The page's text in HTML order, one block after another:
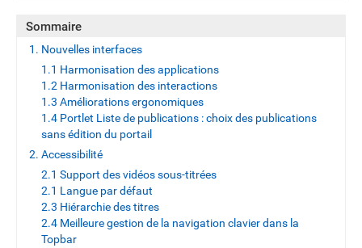
Sommaire
1. Nouvelles interfaces
1.1 Harmonisation des applications
1.2 Harmonisation des interactions
1.3 Améliorations ergonomiques
1.4 Portlet Liste de publications : choix des publications
sans édition du portail
2. Accessibilité
2.1 Support des vidéos sous-titrées
2.1 Langue par défaut
2.3 Hiérarchie des titres
2.4 Meilleure gestion de la navigation clavier dans la
Topbar